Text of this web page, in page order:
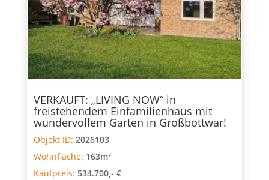
VERKAUFT: „LIVING NOW“ in
freistehendem Einfamilienhaus mit
wundervollem Garten in Großbottwar!
Objekt ID: 2026103
Wohnfläche: 163m²
Kaufpreis: 534.700,- €